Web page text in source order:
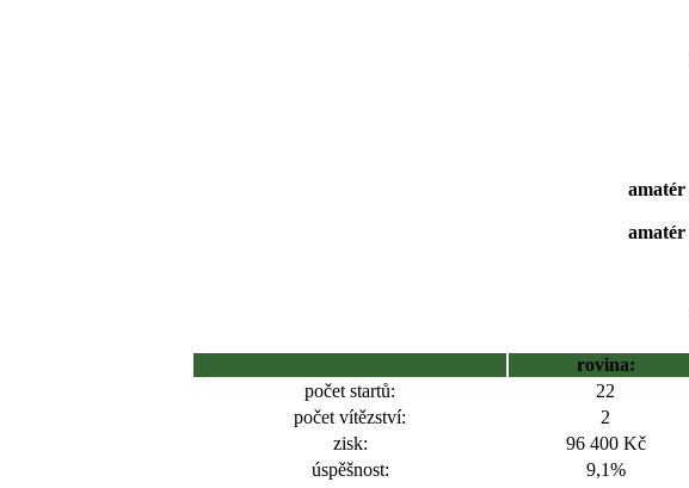
amatér
amatér
rovina:
počet startů:
22
počet vítězství:
2
zisk:
96 400 Kč
úspěšnost:
9,1%